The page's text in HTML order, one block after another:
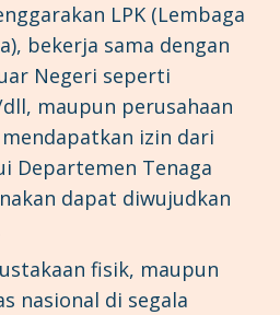
LPK (Lembaga
bekerja sama dengan
Negeri seperti
maupun perusahaan
izin dari
Departemen Tenaga
dapat diwujudkan
fisik, maupun
nasional di segala